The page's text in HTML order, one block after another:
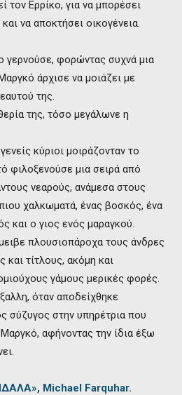
τον Ερρίκο, για να μπορέσει
να αποκτήσει οικογένεια.
γερνούσε, φορώντας συχνά μια
άρχισε να μοιάζει με
της.
της, τόσο μεγάλωνε η
κύριοι μοιράζονταν το
φιλοξενούσε μια σειρά από
νεαρούς, ανάμεσα στους
χαλκωματά, ένας βοσκός, ένα
και ο γιος ενός μαραγκού.
πλουσιοπάροχα τους άνδρες
και τίτλους, ακόμη και
γάμους μερικές φορές.
όταν αποδείχθηκε
σύζυγος στην υπηρέτρια που
Μαργκό, αφήνοντας την ίδια έξω
Michael Farquhar.